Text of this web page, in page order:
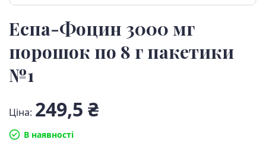
Еспа-Фоцин 3000 мг
порошок по 8 г пакетики
№1
Ціна: 249,5 ₴
В наявності